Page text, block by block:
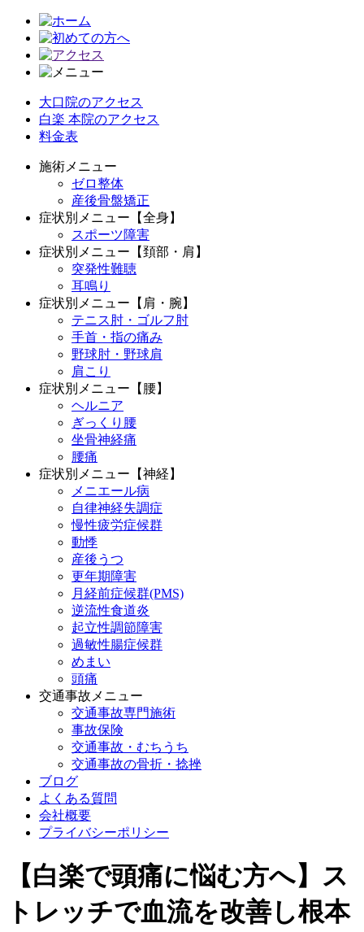
大口院のアクセス
白楽 本院のアクセス
料金表
施術メニュー
ゼロ整体
産後骨盤矯正
症状別メニュー【全身】
スポーツ障害
症状別メニュー【頚部・肩】
突発性難聴
耳鳴り
症状別メニュー【肩・腕】
テニス肘・ゴルフ肘
手首・指の痛み
野球肘・野球肩
肩こり
症状別メニュー【腰】
ヘルニア
ぎっくり腰
坐骨神経痛
腰痛
症状別メニュー【神経】
メニエール病
自律神経失調症
慢性疲労症候群
動悸
産後うつ
更年期障害
月経前症候群(PMS)
逆流性食道炎
起立性調節障害
過敏性腸症候群
めまい
頭痛
交通事故メニュー
交通事故専門施術
事故保険
交通事故・むちうち
交通事故の骨折・捻挫
ブログ
よくある質問
会社概要
プライバシーポリシー
【白楽で頭痛に悩む方へ】ス
トレッチで血流を改善し根本